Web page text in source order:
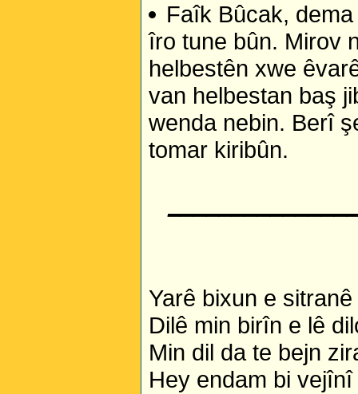
Faîk Bûcak,
îro tune bûn. Mirov
helbestên xwe
van helbestan baş
wenda nebin. Berî
tomar kiribûn.
Yarê bixun e
Dilê min birîn e lê
Min dil da te bejn
Hey endam bi